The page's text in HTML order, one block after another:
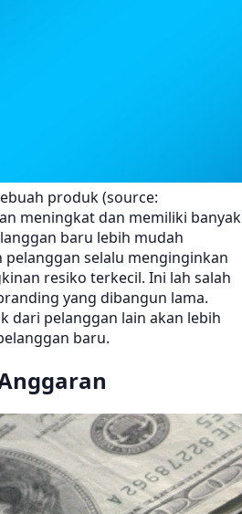
produk (source:
meningkat dan memiliki banyak
baru lebih mudah
pelanggan selalu menginginkan
resiko terkecil. Ini lah salah
yang dibangun lama.
dari pelanggan lain akan lebih
baru.